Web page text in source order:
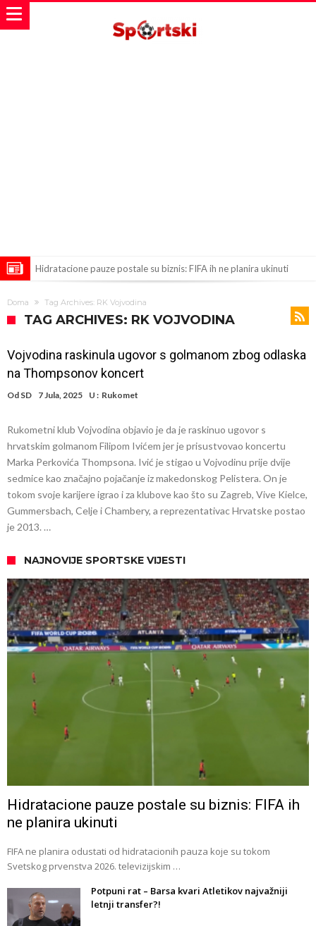
Hidratacione pauze postale su biznis: FIFA ih ne planira ukinuti
Infantino i ljubavnička veza: Kontroverzni detalji i novčana isplata iz
Arsenal za 138 miliona evra dovodi zvezdu Serie A?
forme odmah ispao
Jake Paul započinje rušenje UFC-a
Mudrik se vratio na teren nakon više od 600 dana. Odmah ide na
pozajmicu?
Real Madrid je doneo odluku: Endrick prelazi u Premijer ligu!
Doma Tag Archives: RK Vojvodina
TAG ARCHIVES: RK VOJVODINA
Vojvodina raskinula ugovor s golmanom zbog odlaska
na Thompsonov koncert
Od SD 7 Jula, 2025 U : Rukomet
Rukometni klub Vojvodina objavio je da je raskinuo ugovor s
hrvatskim golmanom Filipom Ivićem jer je prisustvovao koncertu
Marka Perkovića Thompsona. Ivić je stigao u Vojvodinu prije dvije
sedmice kao značajno pojačanje iz makedonskog Pelistera. On je
tokom svoje karijere igrao i za klubove kao što su Zagreb, Vive Kielce,
Gummersbach, Celje i Chambery, a reprezentativac Hrvatske postao
je 2013. …
NAJNOVIJE SPORTSKE VIJESTI
Hidratacione pauze postale su biznis: FIFA ih
ne planira ukinuti
FIFA ne planira odustati od hidratacionih pauza koje su tokom
Svetskog prvenstva 2026. televizijskim …
Potpuni rat – Barsa kvari Atletikov najvažniji
letnji transfer?!